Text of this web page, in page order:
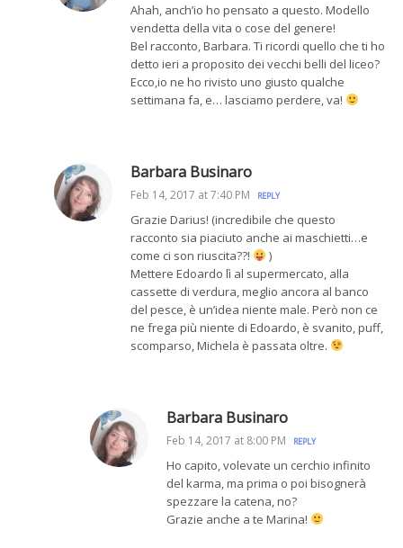
Ahah, anch’io ho pensato a questo. Modello
vendetta della vita o cose del genere!
Bel racconto, Barbara. Ti ricordi quello che ti ho
detto ieri a proposito dei vecchi belli del liceo?
Ecco,io ne ho rivisto uno giusto qualche
settimana fa, e… lasciamo perdere, va!
Barbara Businaro
Feb 14, 2017 at 7:40 PM REPLY
Grazie Darius! (incredibile che questo
racconto sia piaciuto anche ai maschietti…e
come ci son riuscita??!
)
Mettere Edoardo lì al supermercato, alla
cassette di verdura, meglio ancora al banco
del pesce, è un’idea niente male. Però non ce
ne frega più niente di Edoardo, è svanito, puff,
scomparso, Michela è passata oltre.
Barbara Businaro
Feb 14, 2017 at 8:00 PM REPLY
Ho capito, volevate un cerchio infinito
del karma, ma prima o poi bisognerà
spezzare la catena, no?
Grazie anche a te Marina!